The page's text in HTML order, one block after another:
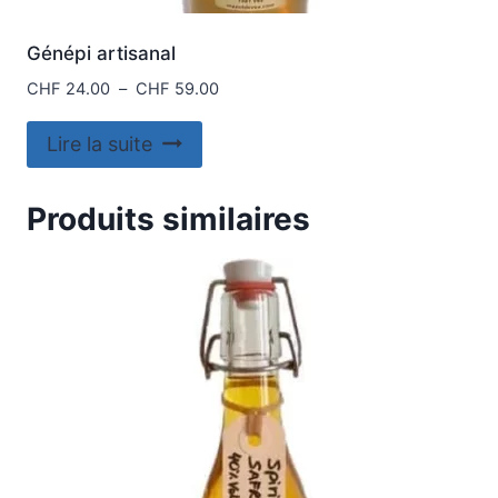
Génépi artisanal
CHF 24.00 – CHF 59.00Plage
CHF 59.00
Lire la suite
Produits similaires